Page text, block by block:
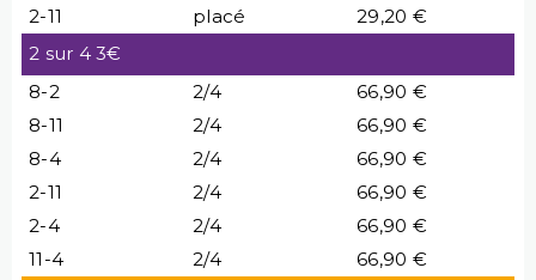
2-11 placé
29,20 €
2 sur 4 3€
8-2
2/4
66,90 €
8-11
2/4
66,90 €
8-4
2/4
66,90 €
2-11
2/4
66,90 €
2-4
2/4
66,90 €
11-4
2/4
66,90 €